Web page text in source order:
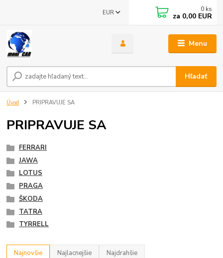
Menu
EUR
Hľadať
0 ks
za 0,00 EUR
Úvod PRIPRAVUJE SA
PRIPRAVUJE SA
FERRARI
JAWA
LOTUS
PRAGA
ŠKODA
TATRA
TYRRELL
Najnovšie Najlacnejšie Najdrahšie